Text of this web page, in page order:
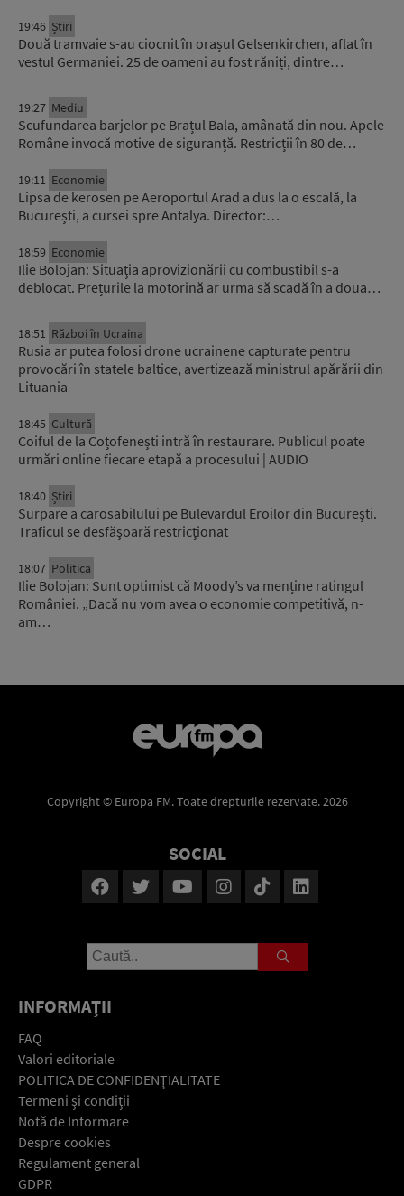
19:46 Știri
Două tramvaie s-au ciocnit în orașul Gelsenkirchen, aflat în
vestul Germaniei. 25 de oameni au fost răniți, dintre…
19:27 Mediu
Scufundarea barjelor pe Brațul Bala, amânată din nou. Apele
Române invocă motive de siguranță. Restricții în 80 de…
19:11 Economie
Lipsa de kerosen pe Aeroportul Arad a dus la o escală, la
București, a cursei spre Antalya. Director:…
18:59 Economie
Ilie Bolojan: Situaţia aprovizionării cu combustibil s-a
deblocat. Prețurile la motorină ar urma să scadă în a doua…
18:51 Război în Ucraina
Rusia ar putea folosi drone ucrainene capturate pentru
provocări în statele baltice, avertizează ministrul apărării din
Lituania
18:45 Cultură
Coiful de la Coțofenești intră în restaurare. Publicul poate
urmări online fiecare etapă a procesului | AUDIO
18:40 Știri
Surpare a carosabilului pe Bulevardul Eroilor din București.
Traficul se desfășoară restricționat
18:07 Politica
Ilie Bolojan: Sunt optimist că Moody’s va menține ratingul
României. „Dacă nu vom avea o economie competitivă, n-
am…
Copyright © Europa FM. Toate drepturile rezervate. 2026
SOCIAL
INFORMAŢII
FAQ
Valori editoriale
POLITICA DE CONFIDENŢIALITATE
Termeni şi condiţii
Notă de Informare
Despre cookies
Regulament general
GDPR